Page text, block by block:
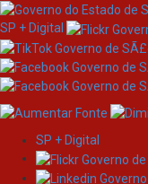
SP + Digital
SP + Digital